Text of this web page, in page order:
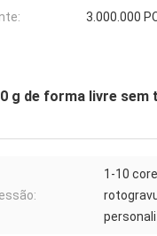
3.000.000
g de forma livre sem
1-10